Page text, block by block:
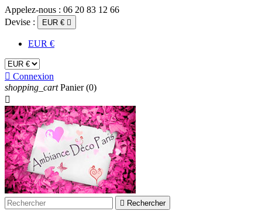
Appelez-nous : 06 20 83 12 66
Devise :
EUR € 
EUR €
 Connexion
shopping_cart Panier (0)

 Rechercher